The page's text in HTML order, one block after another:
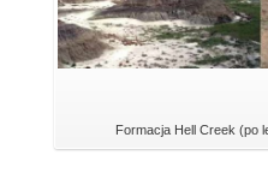
Formacja Hell Creek (po